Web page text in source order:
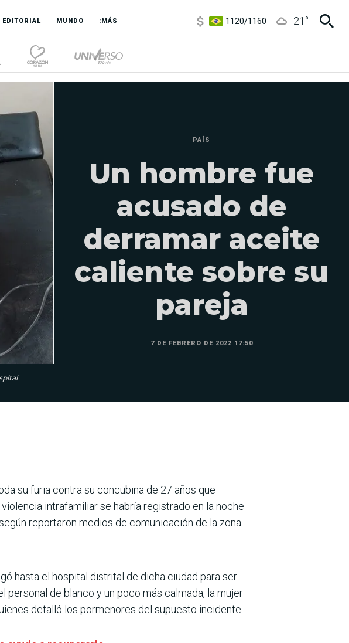
EDITORIAL MUNDO :MÁS
1120 /1160
21 °
PAÍS
Un hombre fue
acusado de
derramar aceite
caliente sobre su
pareja
7 DE FEBRERO DE 2022 17:50
su furia contra su concubina de 27 años que
intrafamiliar se habría registrado en la noche
reportaron medios de comunicación de la zona.
hasta el hospital distrital de dicha ciudad para ser
de blanco y un poco más calmada, la mujer
detalló los pormenores del supuesto incidente.